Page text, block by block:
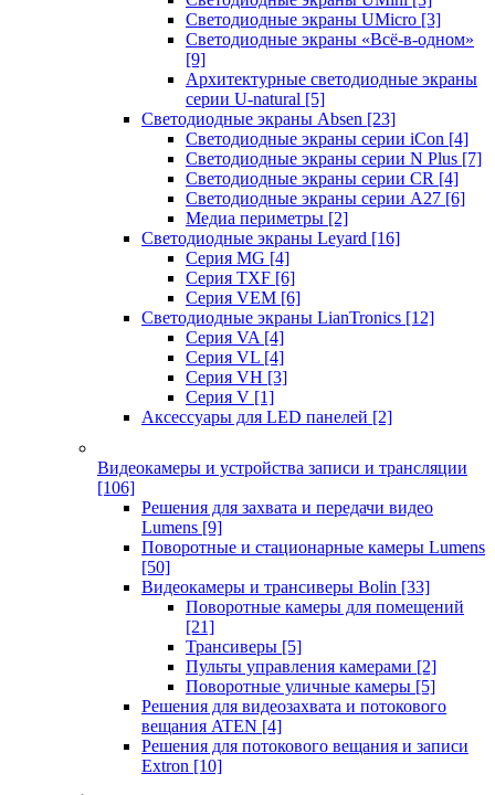
Светодиодные экраны UMicro [3]
Светодиодные экраны «Всё-в-одном»
[9]
Архитектурные светодиодные экраны
серии U-natural [5]
Светодиодные экраны Absen [23]
Светодиодные экраны серии iCon [4]
Светодиодные экраны серии N Plus [7]
Светодиодные экраны серии CR [4]
Светодиодные экраны серии А27 [6]
Медиа периметры [2]
Светодиодные экраны Leyard [16]
Серия MG [4]
Серия TXF [6]
Серия VEM [6]
Светодиодные экраны LianTronics [12]
Серия VA [4]
Серия VL [4]
Серия VH [3]
Серия V [1]
Аксессуары для LED панелей [2]
Видеокамеры и устройства записи и трансляции
[106]
Решения для захвата и передачи видео
Lumens [9]
Поворотные и стационарные камеры Lumens
[50]
Видеокамеры и трансиверы Bolin [33]
Поворотные камеры для помещений
[21]
Трансиверы [5]
Пульты управления камерами [2]
Поворотные уличные камеры [5]
Решения для видеозахвата и потокового
вещания ATEN [4]
Решения для потокового вещания и записи
Extron [10]